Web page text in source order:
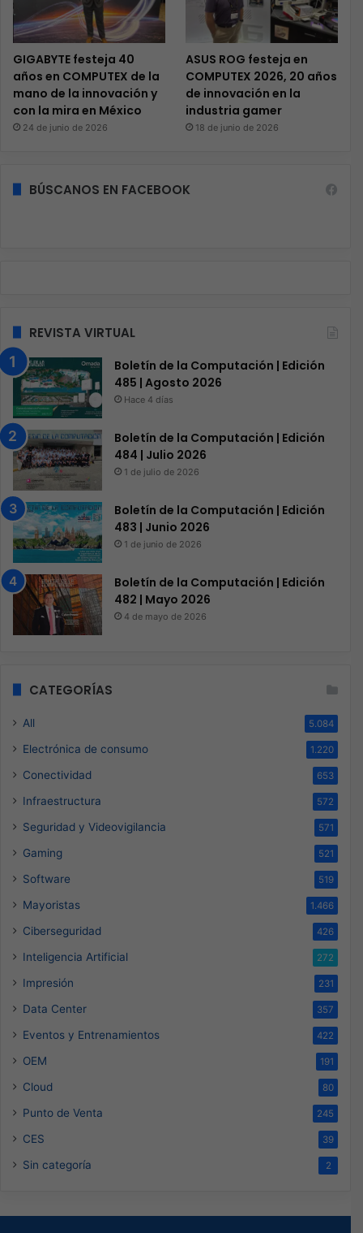
GIGABYTE festeja 40
años en COMPUTEX de la
mano de la innovación y
con la mira en México
24 de junio de 2026
ASUS ROG festeja en
COMPUTEX 2026, 20 años
de innovación en la
industria gamer
18 de junio de 2026
BÚSCANOS EN FACEBOOK
REVISTA VIRTUAL
Boletín de la Computación | Edición
485 | Agosto 2026
Hace 4 días
Boletín de la Computación | Edición
484 | Julio 2026
1 de julio de 2026
Boletín de la Computación | Edición
483 | Junio 2026
1 de junio de 2026
Boletín de la Computación | Edición
482 | Mayo 2026
4 de mayo de 2026
CATEGORÍAS
All 5.084
Electrónica de consumo 1.220
Conectividad 653
Infraestructura 572
Seguridad y Videovigilancia 571
Gaming 521
Software 519
Mayoristas 1.466
Ciberseguridad 426
Inteligencia Artificial 272
Impresión 231
Data Center 357
Eventos y Entrenamientos 422
OEM 191
Cloud 80
Punto de Venta 245
CES 39
Sin categoría 2